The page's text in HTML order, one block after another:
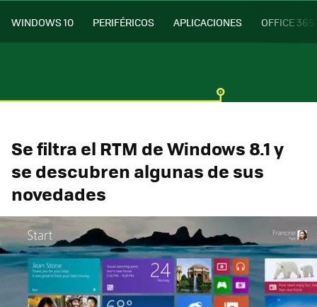
WINDOWS 10 PERIFÉRICOS APLICACIONES OFFICE 365
Se filtra el RTM de Windows 8.1 y
se descubren algunas de sus
novedades